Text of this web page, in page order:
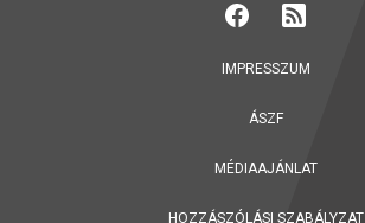
IMPRESSZUM
ÁSZF
MÉDIAAJÁNLAT
HOZZÁSZÓLÁSI SZABÁLYZAT